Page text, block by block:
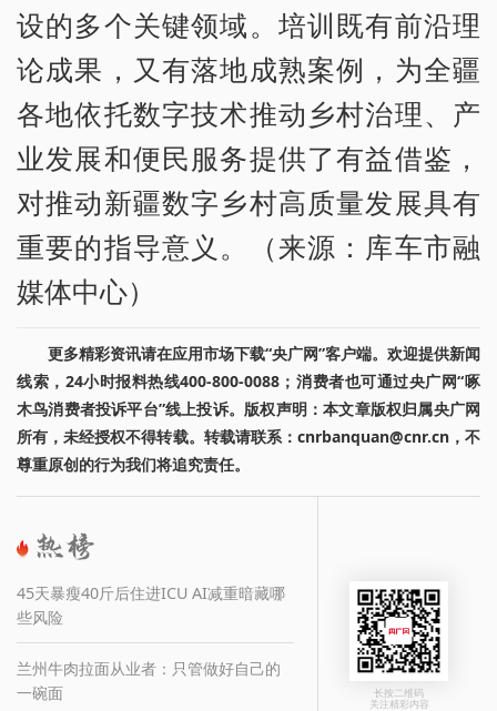
设的多个关键领域。培训既有前沿理
论成果，又有落地成熟案例，为全疆
各地依托数字技术推动乡村治理、产
业发展和便民服务提供了有益借鉴，
对推动新疆数字乡村高质量发展具有
重要的指导意义。（来源：库车市融
媒体中心）
更多精彩资讯请在应用市场下载“央广网”客户端。欢迎提供新闻
线索，24小时报料热线400-800-0088；消费者也可通过央广网“啄
木鸟消费者投诉平台”线上投诉。版权声明：本文章版权归属央广网
所有，未经授权不得转载。转载请联系：cnrbanquan@cnr.cn，不
尊重原创的行为我们将追究责任。
45天暴瘦40斤后住进ICU AI减重暗藏哪
些风险
兰州牛肉拉面从业者：只管做好自己的
一碗面
长按二维码
关注精彩内容